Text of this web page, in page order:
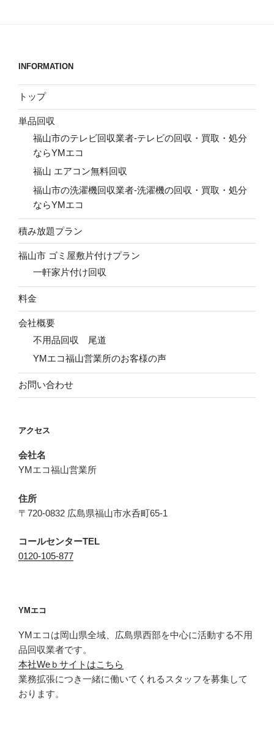
INFORMATION
トップ
単品回収
福山市のテレビ回収業者-テレビの回収・買取・処分
ならYMエコ
福山 エアコン無料回収
福山市の洗濯機回収業者-洗濯機の回収・買取・処分
ならYMエコ
積み放題プラン
福山市 ゴミ屋敷片付けプラン
一軒家片付け回収
料金
会社概要
不用品回収 尾道
YMエコ福山営業所のお客様の声
お問い合わせ
アクセス
会社名
YMエコ福山営業所
住所
〒720-0832 広島県福山市水呑町65-1
コールセンターTEL
0120-105-877
YMエコ
YMエコは岡山県全域、広島県西部を中心に活動する不用
品回収業者です。
本社Weｂサイトはこちら
業務拡張につき一緒に働いてくれるスタッフを募集して
おります。